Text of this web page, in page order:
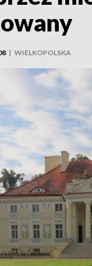
| WIELKOPOLSKA